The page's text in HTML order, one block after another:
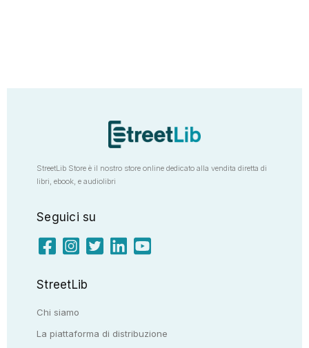
StreetLib Store è il nostro store online dedicato alla vendita diretta di
libri, ebook, e audiolibri
Seguici su
StreetLib
Chi siamo
La piattaforma di distribuzione